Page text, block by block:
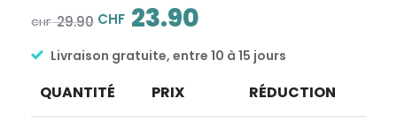
CHF29.90 CHF 23.90
Livraison gratuite, entre 10 à 15 jours
QUANTITÉ PRIX RÉDUCTION